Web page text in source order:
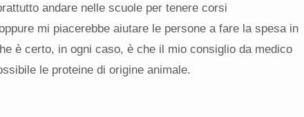
andare nelle scuole per tenere corsi
mi piacerebbe aiutare le persone a fare la spesa in
è certo, in ogni caso, è che il mio consiglio da medico
le proteine di origine animale.